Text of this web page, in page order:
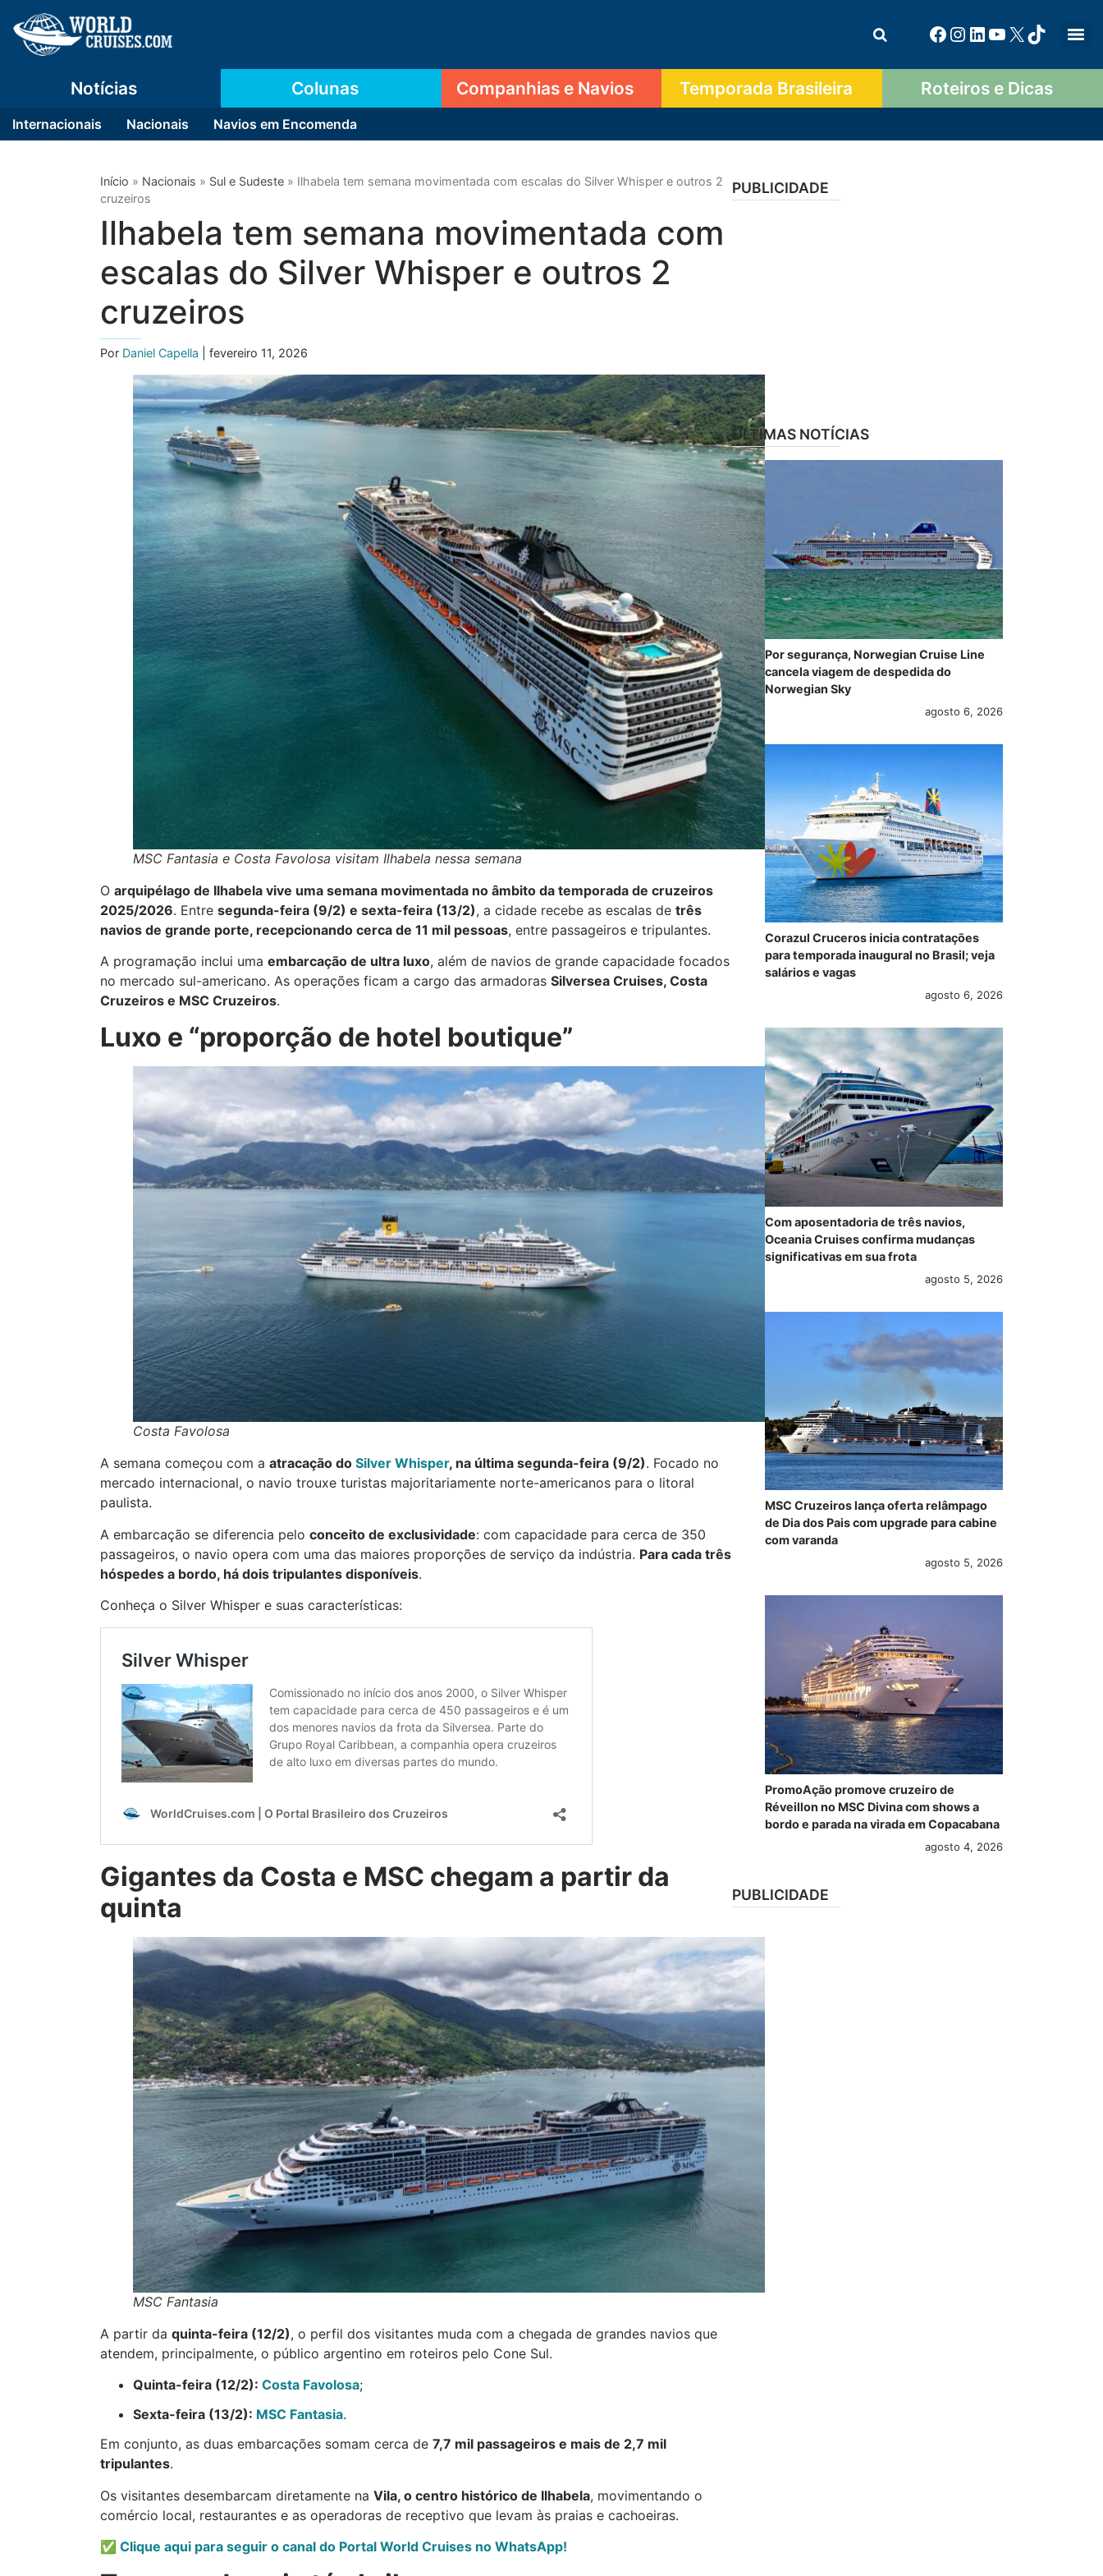
Notícias
Internacionais Nacionais Navios em Encomenda
Colunas Companhias e Navios Temporada Brasileira Roteiros e Dicas
Início » Nacionais » Sul e Sudeste » Ilhabela tem semana movimentada com escalas do Silver Whisper e outros 2
cruzeiros
Ilhabela tem semana movimentada com
escalas do Silver Whisper e outros 2
cruzeiros
Por Daniel Capella | fevereiro 11, 2026
MSC Fantasia e Costa Favolosa visitam Ilhabela nessa semana
O arquipélago de Ilhabela vive uma semana movimentada no âmbito da temporada de cruzeiros
2025/2026. Entre segunda-feira (9/2) e sexta-feira (13/2), a cidade recebe as escalas de três
navios de grande porte, recepcionando cerca de 11 mil pessoas, entre passageiros e tripulantes.
A programação inclui uma embarcação de ultra luxo, além de navios de grande capacidade focados
no mercado sul-americano. As operações ficam a cargo das armadoras Silversea Cruises, Costa
Cruzeiros e MSC Cruzeiros.
Luxo e “proporção de hotel boutique”
Costa Favolosa
A semana começou com a atracação do Silver Whisper, na última segunda-feira (9/2). Focado no
mercado internacional, o navio trouxe turistas majoritariamente norte-americanos para o litoral
paulista.
A embarcação se diferencia pelo conceito de exclusividade: com capacidade para cerca de 350
passageiros, o navio opera com uma das maiores proporções de serviço da indústria. Para cada três
hóspedes a bordo, há dois tripulantes disponíveis.
Conheça o Silver Whisper e suas características:
Gigantes da Costa e MSC chegam a partir da
quinta
MSC Fantasia
A partir da quinta-feira (12/2), o perfil dos visitantes muda com a chegada de grandes navios que
atendem, principalmente, o público argentino em roteiros pelo Cone Sul.
Quinta-feira (12/2): Costa Favolosa;
Sexta-feira (13/2): MSC Fantasia.
Em conjunto, as duas embarcações somam cerca de 7,7 mil passageiros e mais de 2,7 mil
tripulantes.
Os visitantes desembarcam diretamente na Vila, o centro histórico de Ilhabela, movimentando o
comércio local, restaurantes e as operadoras de receptivo que levam às praias e cachoeiras.
✅ Clique aqui para seguir o canal do Portal World Cruises no WhatsApp!
PUBLICIDADE
ÚLTIMAS NOTÍCIAS
Por segurança, Norwegian Cruise Line
cancela viagem de despedida do
Norwegian Sky
agosto 6, 2026
Corazul Cruceros inicia contratações
para temporada inaugural no Brasil; veja
salários e vagas
agosto 6, 2026
Com aposentadoria de três navios,
Oceania Cruises confirma mudanças
significativas em sua frota
agosto 5, 2026
MSC Cruzeiros lança oferta relâmpago
de Dia dos Pais com upgrade para cabine
com varanda
agosto 5, 2026
PromoAção promove cruzeiro de
Réveillon no MSC Divina com shows a
bordo e parada na virada em Copacabana
agosto 4, 2026
PUBLICIDADE